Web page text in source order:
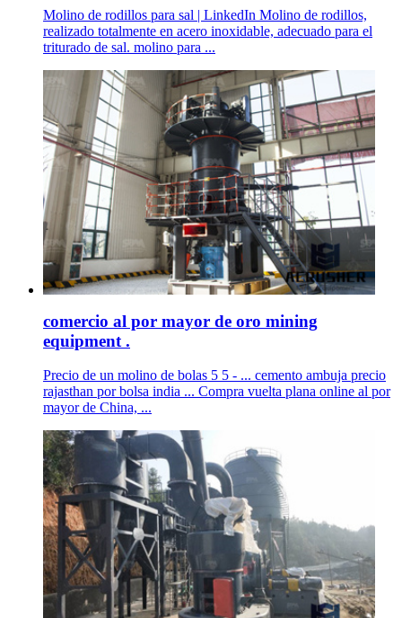
Molino de rodillos para sal | LinkedIn Molino de rodillos,
realizado totalmente en acero inoxidable, adecuado para el
triturado de sal. molino para ...
comercio al por mayor de oro mining
equipment .
Precio de un molino de bolas 5 5 - ... cemento ambuja precio
rajasthan por bolsa india ... Compra vuelta plana online al por
mayor de China, ...